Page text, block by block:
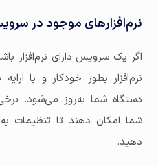
نرم‌افزارهای موجود در
اگر یک سرویس دارای نرم‌افزار
نرم‌افزار بطور خودکار و با
دستگاه شما به‌روز می‌شود.
شما امکان دهند تا تنظیمات
دهید.